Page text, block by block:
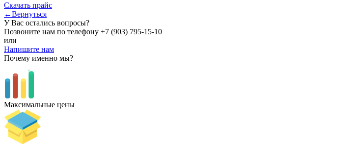
Скачать прайс
←Вернуться
У Вас остались вопросы?
Позвоните нам по телефону +7 (903) 795-15-10
или
Напишите нам
Почему именно мы?
Максимальные цены